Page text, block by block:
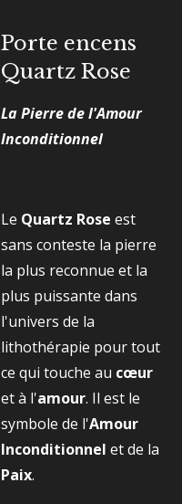
Porte encens
Quartz Rose
La Pierre de l'Amour
Inconditionnel
Le Quartz Rose est
sans conteste la pierre
la plus reconnue et la
plus puissante dans
l'univers de la
lithothérapie pour tout
ce qui touche au cœur
et à l'amour. Il est le
symbole de l'Amour
Inconditionnel et de la
Paix.